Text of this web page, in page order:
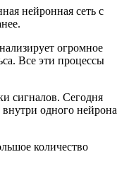
нейронная сеть с
огромное
Все эти процессы
сигналов. Сегодня
одного нейрона
количество